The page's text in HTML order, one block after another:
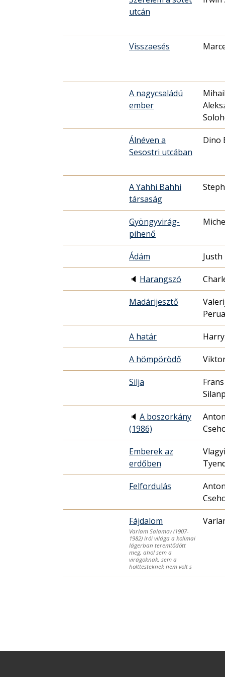
utcán
Visszaesés
A nagycsaládú
ember
Álnéven a
Sesostri utcában
Dino
A Yahhi Bahhi
társaság
Gyöngyvirág-
pihenő
Ádám
🔈 Harangszó
Madárijesztő
A határ
A hömpörödő
Silja
🔈 A boszorkány
(1986)
Emberek az
erdőben
Felfordulás
Fájdalom
Varlam Salamov (1907-
1982) írói világa a kolimai
lágerban teremtődött
meg, ahol sem a
virágoknak, sem a
holttesteknek nem volt s